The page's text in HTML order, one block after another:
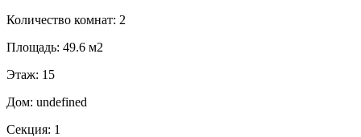
Количество комнат: 2
Площадь: 49.6 м2
Этаж: 15
Дом: undefined
Секция: 1